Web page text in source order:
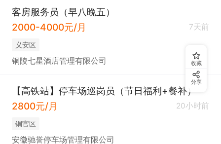
客房服务员（早八晚五）
2000-4000元/月
7天前
义安区
铜陵七星酒店管理有限公司
【高铁站】停车场巡岗员（节日福利+餐补）
2800元/月
20小时前
铜官区
安徽驰誉停车场管理有限公司
收藏
分享